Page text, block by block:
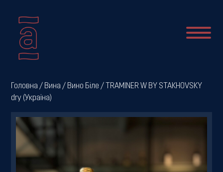
Про
нас
Новини
Головна / Вина / Вино Біле / TRAMINER W BY STAKHOVSKY
dry (Україна)